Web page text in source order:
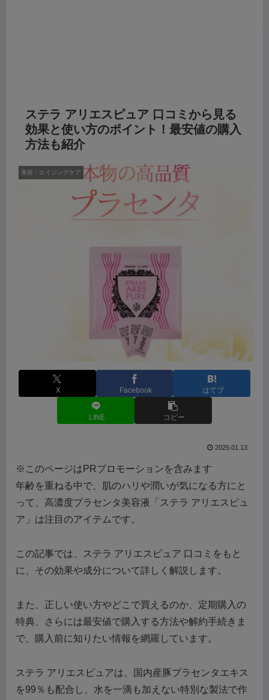
ステラ アリエスピュア 口コミから見る
効果と使い方のポイント！最安値の購入
方法も紹介
美容・エイジングケア
X Facebook はてブ
LINE コピー
2025.01.13
※このページはPRプロモーションを含みます
年齢を重ねる中で、肌のハリや潤いが気になる方にと
って、高濃度プラセンタ美容液「ステラ アリエスピュ
ア」は注目のアイテムです。
この記事では、ステラ アリエスピュア 口コミをもと
に、その効果や成分について詳しく解説します。
また、正しい使い方やどこで買えるのか、定期購入の
特典、さらには最安値で購入する方法や解約手続きま
で、購入前に知りたい情報を網羅しています。
ステラ アリエスピュアは、国内産豚プラセンタエキス
を99％も配合し、水を一滴も加えない特別な製法で作